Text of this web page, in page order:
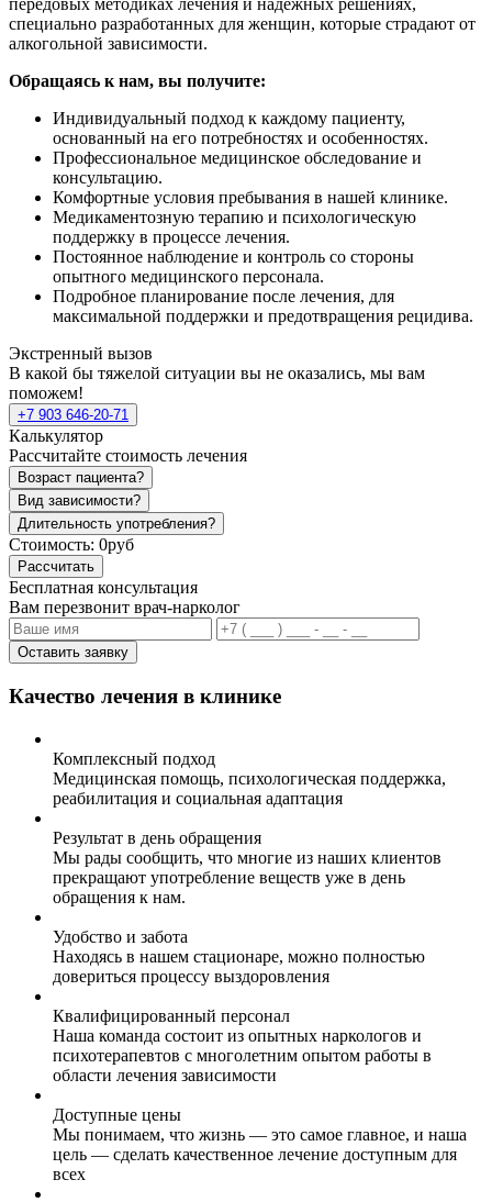
передовых методиках лечения и надежных решениях,
специально разработанных для женщин, которые страдают от
алкогольной зависимости.
Обращаясь к нам, вы получите:
Индивидуальный подход к каждому пациенту,
основанный на его потребностях и особенностях.
Профессиональное медицинское обследование и
консультацию.
Комфортные условия пребывания в нашей клинике.
Медикаментозную терапию и психологическую
поддержку в процессе лечения.
Постоянное наблюдение и контроль со стороны
опытного медицинского персонала.
Подробное планирование после лечения, для
максимальной поддержки и предотвращения рецидива.
Экстренный вызов
В какой бы тяжелой ситуации вы не оказались, мы вам
поможем!
+7 903 646-20-71
Калькулятор
Рассчитайте стоимость лечения
Возраст пациента?
Вид зависимости?
Длительность употребления?
Стоимость: 0руб
Рассчитать
Бесплатная консультация
Вам перезвонит врач-нарколог
Оставить заявку
Качество лечения в клинике
Комплексный подход
Медицинская помощь, психологическая поддержка,
реабилитация и социальная адаптация
Результат в день обращения
Мы рады сообщить, что многие из наших клиентов
прекращают употребление веществ уже в день
обращения к нам.
Удобство и забота
Находясь в нашем стационаре, можно полностью
довериться процессу выздоровления
Квалифицированный персонал
Наша команда состоит из опытных наркологов и
психотерапевтов с многолетним опытом работы в
области лечения зависимости
Доступные цены
Мы понимаем, что жизнь — это самое главное, и наша
цель — сделать качественное лечение доступным для
всех